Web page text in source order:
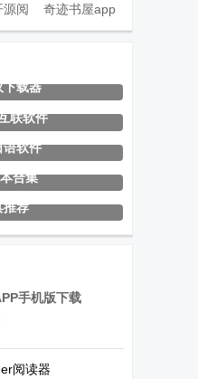
源阅
奇迹书屋app
最新版
卓
Adobe
先
最
电视版
下载器
联软件
语软件
合集
推荐
手机版下载
阅读器